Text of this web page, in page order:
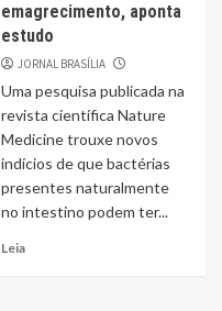
emagrecimento, aponta
estudo
JORNAL BRASÍLIA
Uma pesquisa publicada na
revista científica Nature
Medicine trouxe novos
indícios de que bactérias
presentes naturalmente
no intestino podem ter...
Leia